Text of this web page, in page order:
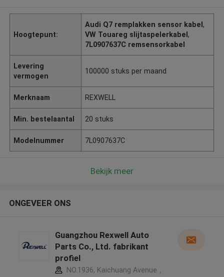
Hoogtepunt:
Audi Q7 remplakken sensor kabel,
VW Touareg slijtaspelerkabel,
7L0907637C remsensorkabel
Levering
vermogen
100000 stuks per maand
Merknaam REXWELL
Min. bestelaantal 20 stuks
Modelnummer 7L0907637C
Bekijk meer
ONGEVEER ONS
Guangzhou Rexwell Auto
Parts Co., Ltd. fabrikant
profiel
NO.1936, Kaichuang Avenue，